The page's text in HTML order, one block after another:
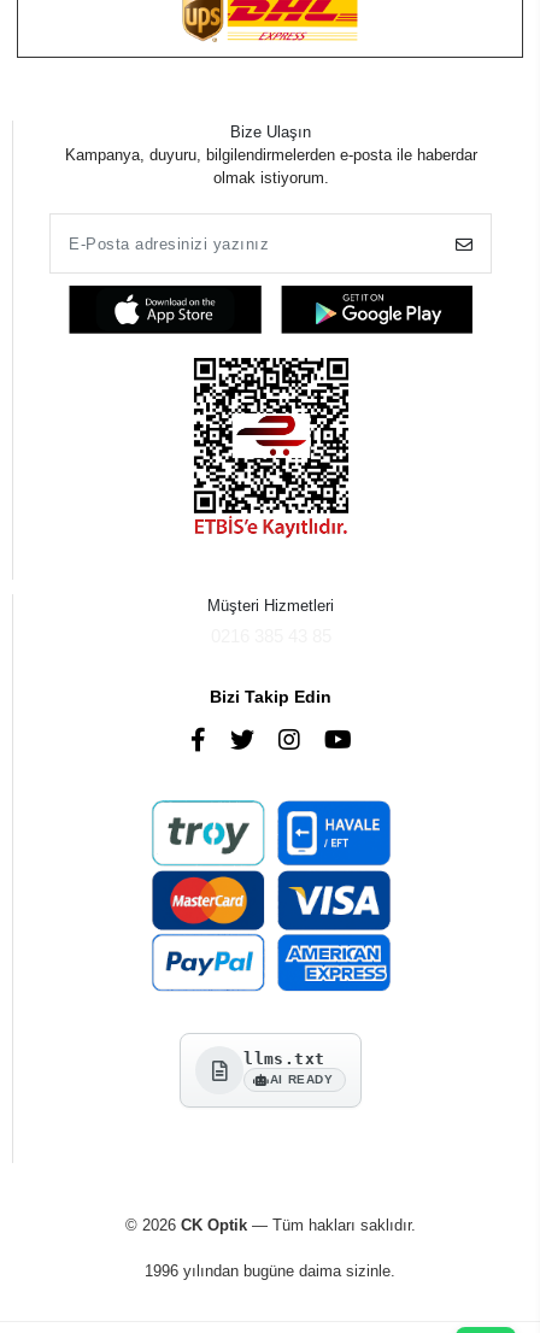
Bize Ulaşın
Kampanya, duyuru, bilgilendirmelerden e-posta ile haberdar
olmak istiyorum.
Müşteri Hizmetleri
Bizi Takip Edin
llms.txt
AI READY
© 2026 CK Optik— Tüm hakları saklıdır.
1996 yılından bugüne daima sizinle.